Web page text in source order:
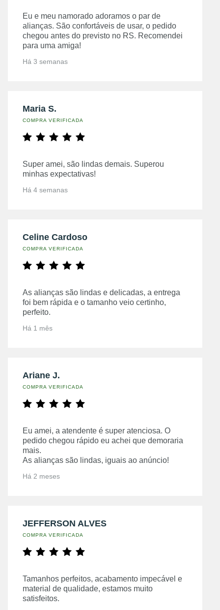
Eu e meu namorado adoramos o par de
alianças. São confortáveis de usar, o pedido
chegou antes do previsto no RS. Recomendei
para uma amiga!
Há 3 semanas
Maria S.
COMPRA VERIFICADA
Super amei, são lindas demais. Superou
minhas expectativas!
Há 4 semanas
Celine Cardoso
COMPRA VERIFICADA
As alianças são lindas e delicadas, a entrega
foi bem rápida e o tamanho veio certinho,
perfeito.
Há 1 mês
Ariane J.
COMPRA VERIFICADA
Eu amei, a atendente é super atenciosa. O
pedido chegou rápido eu achei que demoraria
mais.
As alianças são lindas, iguais ao anúncio!
Há 2 meses
JEFFERSON ALVES
COMPRA VERIFICADA
Tamanhos perfeitos, acabamento impecável e
material de qualidade, estamos muito
satisfeitos.